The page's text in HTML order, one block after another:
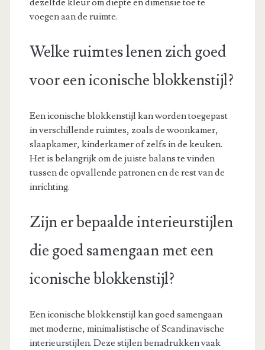
dezelfde kleur om diepte en dimensie toe te
voegen aan de ruimte.
Welke ruimtes lenen zich goed
voor een iconische blokkenstijl?
Een iconische blokkenstijl kan worden toegepast
in verschillende ruimtes, zoals de woonkamer,
slaapkamer, kinderkamer of zelfs in de keuken.
Het is belangrijk om de juiste balans te vinden
tussen de opvallende patronen en de rest van de
inrichting.
Zijn er bepaalde interieurstijlen
die goed samengaan met een
iconische blokkenstijl?
Een iconische blokkenstijl kan goed samengaan
met moderne, minimalistische of Scandinavische
interieurstijlen. Deze stijlen benadrukken vaak